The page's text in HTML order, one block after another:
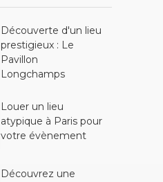
Découverte d'un lieu
prestigieux : Le
Pavillon
Longchamps
Louer un lieu
atypique à Paris pour
votre évènement
Découvrez une